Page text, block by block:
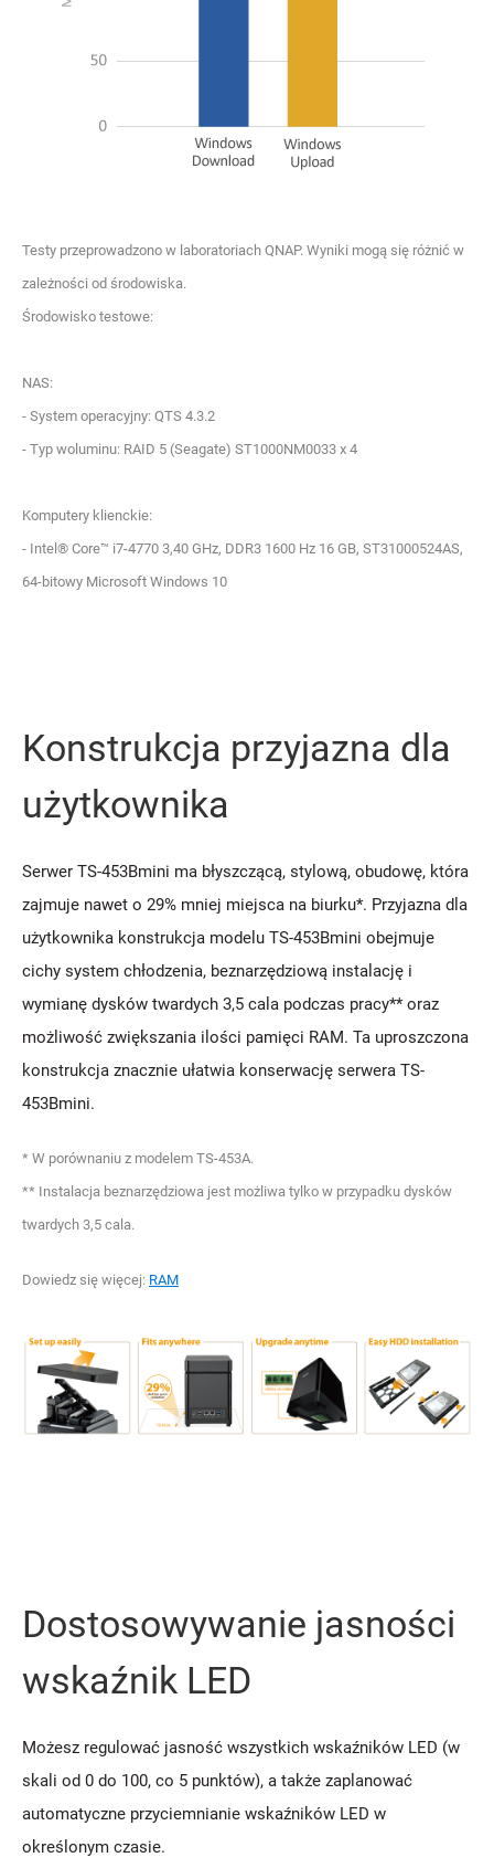
Testy przeprowadzono w laboratoriach QNAP. Wyniki mogą się różnić w
zależności od środowiska.
Środowisko testowe:
NAS:
- System operacyjny: QTS 4.3.2
- Typ woluminu: RAID 5 (Seagate) ST1000NM0033 x 4
Komputery klienckie:
- Intel® Core™ i7-4770 3,40 GHz, DDR3 1600 Hz 16 GB, ST31000524AS,
64-bitowy Microsoft Windows 10
Konstrukcja przyjazna dla
użytkownika
Serwer TS-453Bmini ma błyszczącą, stylową, obudowę, która
zajmuje nawet o 29% mniej miejsca na biurku*. Przyjazna dla
użytkownika konstrukcja modelu TS-453Bmini obejmuje
cichy system chłodzenia, beznarzędziową instalację i
wymianę dysków twardych 3,5 cala podczas pracy** oraz
możliwość zwiększania ilości pamięci RAM. Ta uproszczona
konstrukcja znacznie ułatwia konserwację serwera TS-
453Bmini.
* W porównaniu z modelem TS-453A.
** Instalacja beznarzędziowa jest możliwa tylko w przypadku dysków
twardych 3,5 cala.
Dowiedz się więcej: RAM
Dostosowywanie jasności
wskaźnik LED
Możesz regulować jasność wszystkich wskaźników LED (w
skali od 0 do 100, co 5 punktów), a także zaplanować
automatyczne przyciemnianie wskaźników LED w
określonym czasie.